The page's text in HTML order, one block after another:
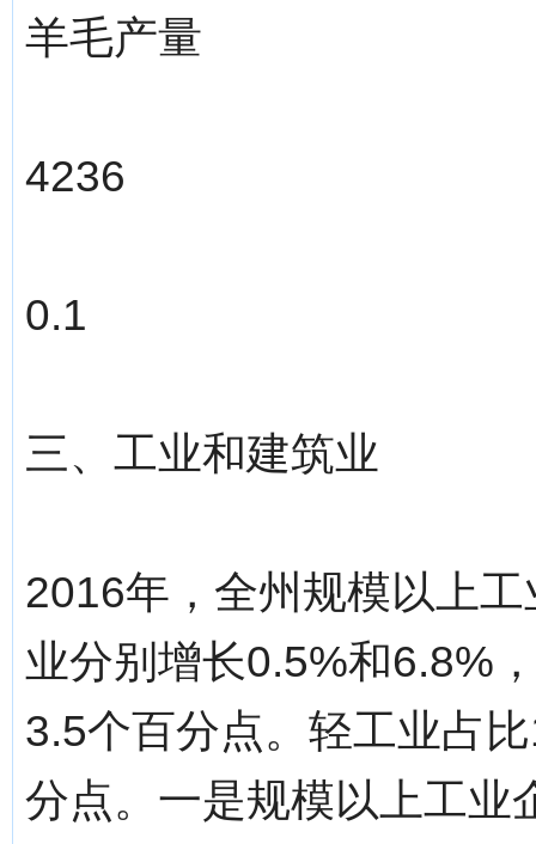
羊毛产量
4236
0.1
三、工业和建筑业
2016年，全州规模以上
业分别增长0.5%和6.8%
3.5个百分点。轻工业占
分点。一是规模以上工业